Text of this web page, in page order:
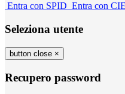
Entra con SPID Entra con CIE
Seleziona utente
button close ×
Recupero password